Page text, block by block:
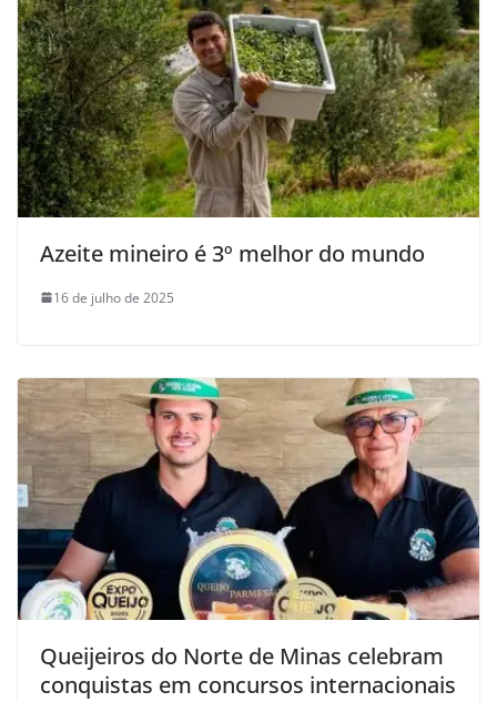
Azeite mineiro é 3º melhor do mundo
16 de julho de 2025
Queijeiros do Norte de Minas celebram
conquistas em concursos internacionais